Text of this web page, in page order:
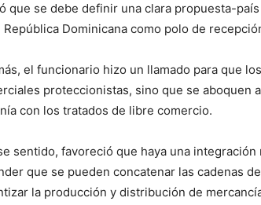
que se debe definir una clara propuesta-
República Dominicana como polo de
el funcionario hizo un llamado para que
proteccionistas, sino que se aboquen
con los tratados de libre comercio.
sentido, favoreció que haya una
que se pueden concatenar las cadenas
la producción y distribución de